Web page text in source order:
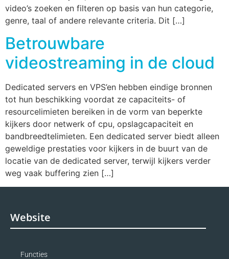
video’s zoeken en filteren op basis van hun categorie,
genre, taal of andere relevante criteria. Dit […]
Betrouwbare
videostreaming in de cloud
Dedicated servers en VPS’en hebben eindige bronnen
tot hun beschikking voordat ze capaciteits- of
resourcelimieten bereiken in de vorm van beperkte
kijkers door netwerk of cpu, opslagcapaciteit en
bandbreedtelimieten. Een dedicated server biedt alleen
geweldige prestaties voor kijkers in de buurt van de
locatie van de dedicated server, terwijl kijkers verder
weg vaak buffering zien […]
Website
Functies